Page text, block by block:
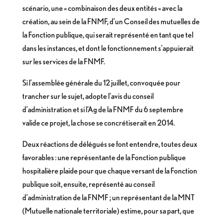
scénario, une « combinaison des deux entités « avec la
création, au sein de la FNMF, d’un Conseil des mutuelles de
la Fonction publique, qui serait représenté en tant que tel
dans les instances, et dont le fonctionnement s’appuierait
sur les services de la FNMF.
Si l’assemblée générale du 12 juillet, convoquée pour
trancher sur le sujet, adopte l’avis du conseil
d’administration et si l’Ag de la FNMF du 6 septembre
valide ce projet, la chose se concrétiserait en 2014.
Deux réactions de délégués se font entendre, toutes deux
favorables : une représentante de la Fonction publique
hospitalière plaide pour que chaque versant de la Fonction
publique soit, ensuite, représenté au conseil
d’administration de la FNMF ; un représentant de la MNT
(Mutuelle nationale territoriale) estime, pour sa part, que